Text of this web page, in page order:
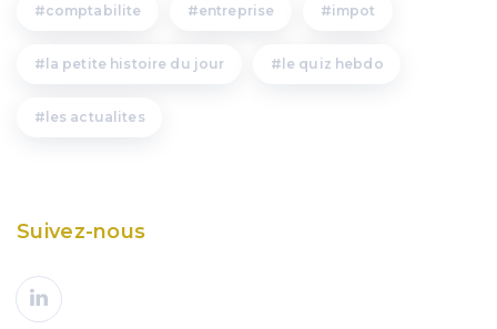
comptabilite entreprise impot
la petite histoire du jour le quiz hebdo
les actualites
Suivez-nous